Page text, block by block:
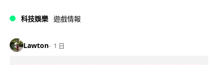
科技娛樂 遊戲情報
Lawton 1 日